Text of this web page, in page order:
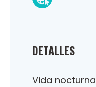
DETALLES
Vida nocturna